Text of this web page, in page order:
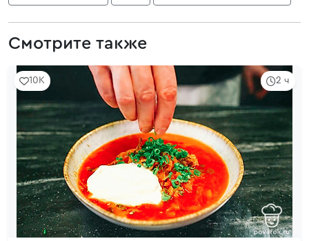
Смотрите также
2 ч
10K